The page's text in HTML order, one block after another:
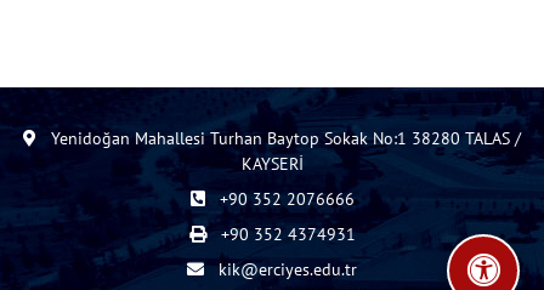
Yenidoğan Mahallesi Turhan Baytop Sokak No:1 38280 TALAS /
KAYSERİ
+90 352 2076666
+90 352 4374931
kik@erciyes.edu.tr